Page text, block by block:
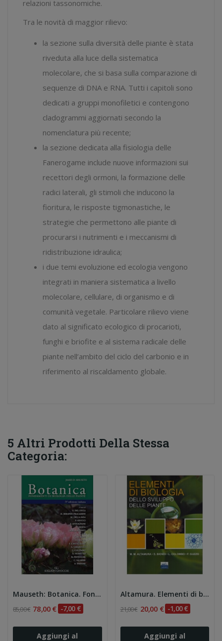
relazioni tassonomiche.
Tra le novità di maggior rilievo:
la sezione sulla diversità delle piante è stata
riveduta alla luce della sistematica
molecolare, che si basa sulla comparazione di
sequenze di DNA e RNA. Tutti i capitoli sono
dedicati a gruppi monofiletici e contengono
cladogrammi aggiornati secondo la
nomenclatura più recente;
la sezione dedicata alla fisiologia delle
Fanerogame include nuove informazioni sui
recettori degli ormoni, la formazione delle
radici laterali, gli stimoli che inducono la
fioritura, le risposte tigmonastiche, le
strategie che permettono alle piante di
procurarsi i nutrimenti e i meccanismi di
ridistribuzione idraulica;
i due temi evoluzione ed ecologia vengono
integrati in maniera sistematica a livello
molecolare, cellulare, di organismo e di
comunità vegetale. Particolare rilievo viene
dato al significato ecologico di procarioti,
funghi e briofite e al sistema radicale delle
piante nell’ambito del ciclo del carbonio e in
riferimento al riscaldamento globale.
5 Altri Prodotti Della Stessa
Categoria:
Mauseth: Botanica. Fondamenti di biologia delle...
85,00 € 78,00 € -7,00 €
Aggiungi al
Altamura. Elementi di biologia dello sviluppo...
21,00 € 20,00 € -1,00 €
Aggiungi al